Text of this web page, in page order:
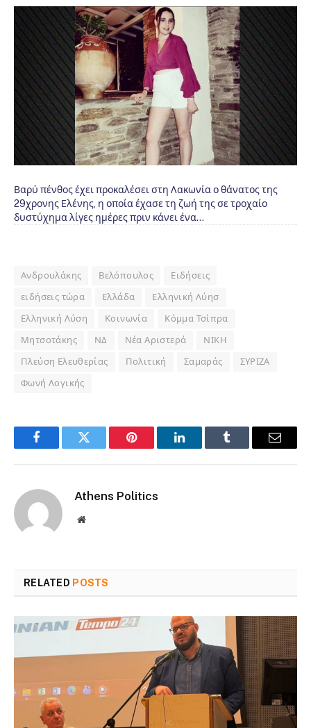
Βαρύ πένθος έχει προκαλέσει στη Λακωνία ο θάνατος της
29χρονης Ελένης, η οποία έχασε τη ζωή της σε τροχαίο
δυστύχημα λίγες ημέρες πριν κάνει ένα…
Ανδρουλάκης Βελόπουλος Ειδήσεις
ειδήσεις τώρα Ελλάδα Ελληνική Λύησ
Ελληνική Λύση Κοινωνία Κόμμα Τσίπρα
Μητσοτάκης ΝΔ Νέα Αριστερά ΝΙΚΗ
Πλεύση Ελευθερίας Πολιτική Σαμαράς ΣΥΡΙΖΑ
Φωνή Λογικής
FacebookTwitter Pinterest LinkedInTumblr Email
Athens Politics
Website
RELATED POSTS